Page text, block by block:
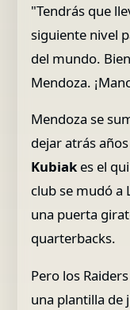
"Tendrás que
siguiente nivel
del mundo.
Mendoza.
Mendoza se
dejar atrás
Kubiakes el
club se mudó a
una puerta
quarterbacks.
Pero los
una plantilla de